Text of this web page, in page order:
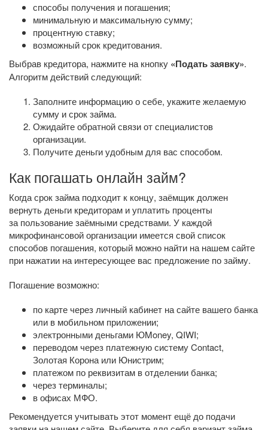
способы получения и погашения;
минимальную и максимальную сумму;
процентную ставку;
возможный срок кредитования.
Выбрав кредитора, нажмите на кнопку «Подать заявку».
Алгоритм действий следующий:
Заполните информацию о себе, укажите желаемую
сумму и срок займа.
Ожидайте обратной связи от специалистов
организации.
Получите деньги удобным для вас способом.
Как погашать онлайн займ?
Когда срок займа подходит к концу, заёмщик должен
вернуть деньги кредиторам и уплатить проценты
за пользование заёмными средствами. У каждой
микрофинансовой организации имеется свой список
способов погашения, который можно найти на нашем сайте
при нажатии на интересующее вас предложение по займу.
Погашение возможно:
по карте через личный кабинет на сайте вашего банка
или в мобильном приложении;
электронными деньгами ЮMoney, QIWI;
переводом через платежную систему Contact,
Золотая Корона или Юнистрим;
платежом по реквизитам в отделении банка;
через терминалы;
в офисах МФО.
Рекомендуется учитывать этот момент ещё до подачи